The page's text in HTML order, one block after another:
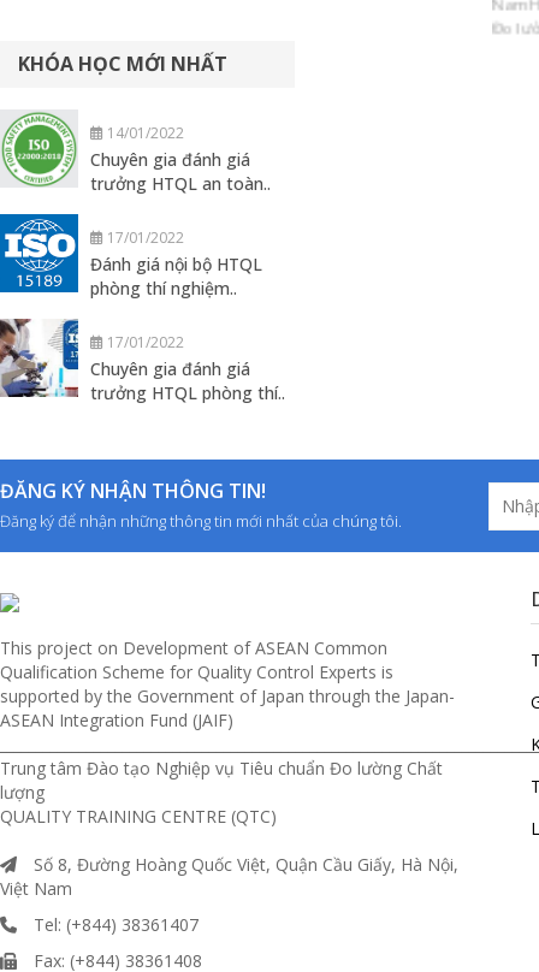
KHÓA HỌC MỚI NHẤT
14/01/2022
Chuyên gia đánh giá
trưởng HTQL an toàn..
17/01/2022
Đánh giá nội bộ HTQL
phòng thí nghiệm..
17/01/2022
Chuyên gia đánh giá
trưởng HTQL phòng thí..
Nam Hải, Chủ tịch Ủy ban
Đo lường Chất lượng Quốc
ĐĂNG KÝ NHẬN THÔNG TIN!
Đăng ký để nhận những thông tin mới nhất của chúng tôi.
This project on Development of ASEAN Common
Qualification Scheme for Quality Control Experts is
supported by the Government of Japan through the Japan-
ASEAN Integration Fund (JAIF)
Trung tâm Đào tạo Nghiệp vụ Tiêu chuẩn Đo lường Chất
lượng
QUALITY TRAINING CENTRE (QTC)
Số 8, Đường Hoàng Quốc Việt, Quận Cầu Giấy, Hà Nội,
Việt Nam
Tel: (+844) 38361407
Fax: (+844) 38361408